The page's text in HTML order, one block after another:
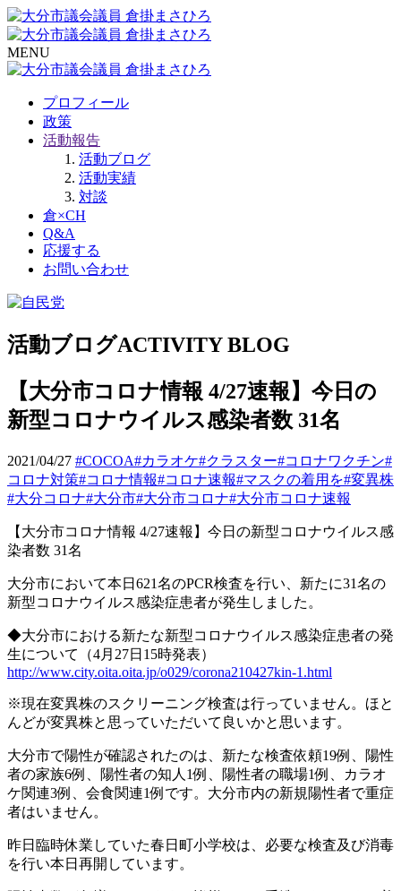
MENU
プロフィール
政策
活動報告
活動ブログ
活動実績
対談
倉×CH
Q&A
応援する
お問い合わせ
活動ブログACTIVITY BLOG
【大分市コロナ情報 4/27速報】今日の
新型コロナウイルス感染者数 31名
2021/04/27 #COCOA#カラオケ#クラスター#コロナワクチン#
コロナ対策#コロナ情報#コロナ速報#マスクの着用を#変異株
#大分コロナ#大分市#大分市コロナ#大分市コロナ速報
【大分市コロナ情報 4/27速報】今日の新型コロナウイルス感
染者数 31名
大分市において本日 621名のPCR検査を行い、新たに31名の
新型コロナウイルス感染症患者が発生しました。
◆大分市における新たな新型コロナウイルス感染症患者の発
生について（4月 27日 15時発表）
http://www.city.oita.oita.jp/o029/corona210427kin-1.html
※現在変異株のスクリーニング検査は行っていません。ほと
んどが変異株と思っていただいて良いかと思います。
大分市で陽性が確認されたのは、新たな検査依頼19例、陽性
者の家族6例、陽性者の知人 1例、陽性者の職場1例、カラオ
ケ関連3例、会食関連1例です。大分市内の新規陽性者で重症
者はいません。
昨日臨時休業していた春日町小学校は、必要な検査及び消毒
を行い本日再開しています。